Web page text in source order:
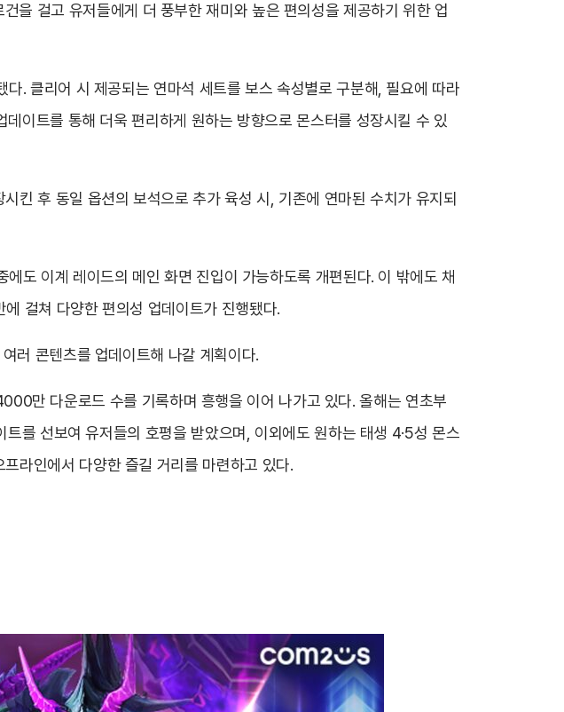
을 걸고 유저들에게 더 풍부한 재미와 높은 편의성을 제공하기 위한 업
. 클리어 시 제공되는 연마석 세트를 보스 속성별로 구분해, 필요에 따라
이트를 통해 더욱 편리하게 원하는 방향으로 몬스터를 성장시킬 수 있
킨 후 동일 옵션의 보석으로 추가 육성 시, 기존에 연마된 수치가 유지되
도 이계 레이드의 메인 화면 진입이 가능하도록 개편된다. 이 밖에도 채
걸쳐 다양한 편의성 업데이트가 진행됐다.
러 콘텐츠를 업데이트해 나갈 계획이다.
만 다운로드 수를 기록하며 흥행을 이어 나가고 있다. 올해는 연초부
를 선보여 유저들의 호평을 받았으며, 이외에도 원하는 태생 4·5성 몬스
라인에서 다양한 즐길 거리를 마련하고 있다.